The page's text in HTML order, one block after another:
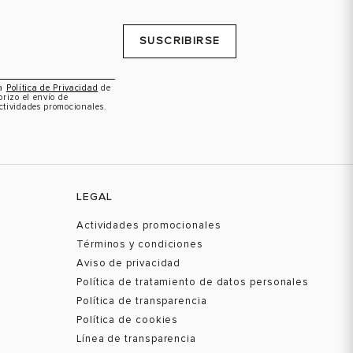
Política de Privacidad de
el envío de
promocionales.
SUSCRIBIRSE
LEGAL
Actividades promocionales
Términos y condiciones
Aviso de privacidad
Política de tratamiento de datos personales
Política de transparencia
Política de cookies
Línea de transparencia